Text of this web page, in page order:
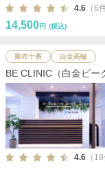
4.6 （6
14,500円 (税込)
麻布十番 白金高輪
BE CLINIC（白金ビー
4.6 （18